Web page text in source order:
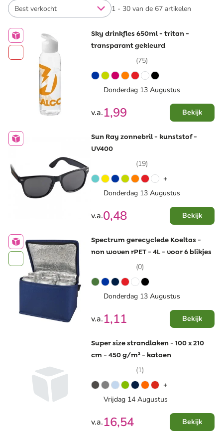
ook daarbuiten. Want wie houdt er nu niet van het strand?
Geschikt voor een brede doelgroep dus die op het moment van
gebruik in opperbeste stemming verkeerd. Strand
relatiegeschenken bedrukken we voor u met logo. Vraag nu uw
offerte aan of bestel direct online! U ontvangt altijd een gratis én
vrijblijvend digitaal ontwerp. Zo ziet u vooraf hoe het eindresultaat
er uit gaat zien.
1 - 30 van de 67 artikelen
Best verkocht
Sky drinkfles 650ml - tritan -
transparant gekleurd
(75)
Donderdag 13 Augustus
v.a.1,99 Bekijk
Sun Ray zonnebril - kunststof -
UV400
(19)
+
Donderdag 13 Augustus
v.a.0,48 Bekijk
Spectrum gerecyclede Koeltas -
non woven rPET - 4L - voor 6 blikjes
(0)
Donderdag 13 Augustus
v.a.1,11 Bekijk
Super size strandlaken - 100 x 210
cm - 450 g/m² - katoen
(1)
+
Vrijdag 14 Augustus
v.a.16,54 Bekijk